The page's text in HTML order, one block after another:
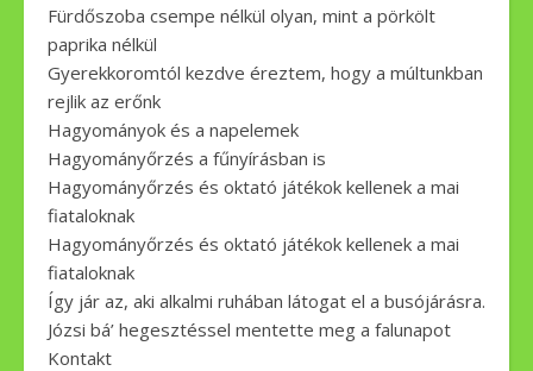
Fürdőszoba csempe nélkül olyan, mint a pörkölt
paprika nélkül
Gyerekkoromtól kezdve éreztem, hogy a múltunkban
rejlik az erőnk
Hagyományok és a napelemek
Hagyományőrzés a fűnyírásban is
Hagyományőrzés és oktató játékok kellenek a mai
fiataloknak
Hagyományőrzés és oktató játékok kellenek a mai
fiataloknak
Így jár az, aki alkalmi ruhában látogat el a busójárásra.
Józsi bá’ hegesztéssel mentette meg a falunapot
Kontakt